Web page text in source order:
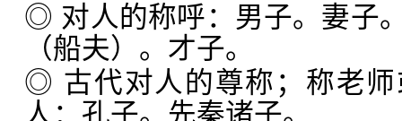
◎ 对人的称呼：男子。妻子
（船夫）。才子。
◎ 古代对人的尊称；称老
人：孔子。先秦诸子。